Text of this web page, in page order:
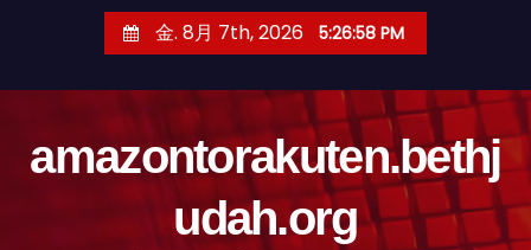
金. 8月 7th, 2026 5:26:59 PM
amazontorakuten.bethj
udah.org